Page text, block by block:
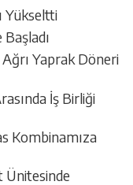
Yükseltti
Yaprak Döneri
İş Birliği
Kombinamıza
Ünitesinde